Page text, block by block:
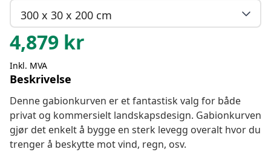
300 x 30 x 200 cm
4,879 kr
Inkl. MVA
Beskrivelse
Denne gabionkurven er et fantastisk valg for både
privat og kommersielt landskapsdesign. Gabionkurven
gjør det enkelt å bygge en sterk levegg overalt hvor du
trenger å beskytte mot vind, regn, osv.